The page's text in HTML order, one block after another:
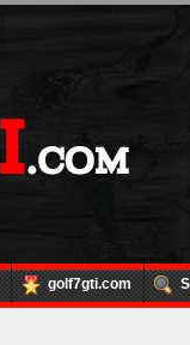
golf7gti.com